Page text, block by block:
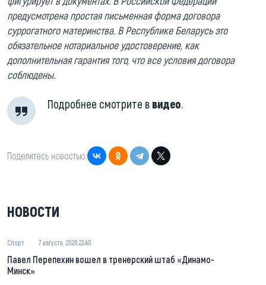
предусмотрена простая письменная форма договора
суррогатного материнства. В Республике Беларусь это
обязательное нотариальное удостоверение, как
дополнительная гарантия того, что все условия договора
соблюдены.
Подробнее смотрите в видео.
Поделитесь новостью:
НОВОСТИ
Спорт 7 августа, 2026 23:40
Павел Перепехин вошел в тренерский штаб «Динамо-
Минск»